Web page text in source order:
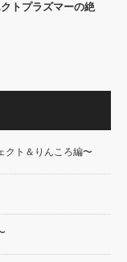
トプラズマーの絶
クト＆りんころ編〜